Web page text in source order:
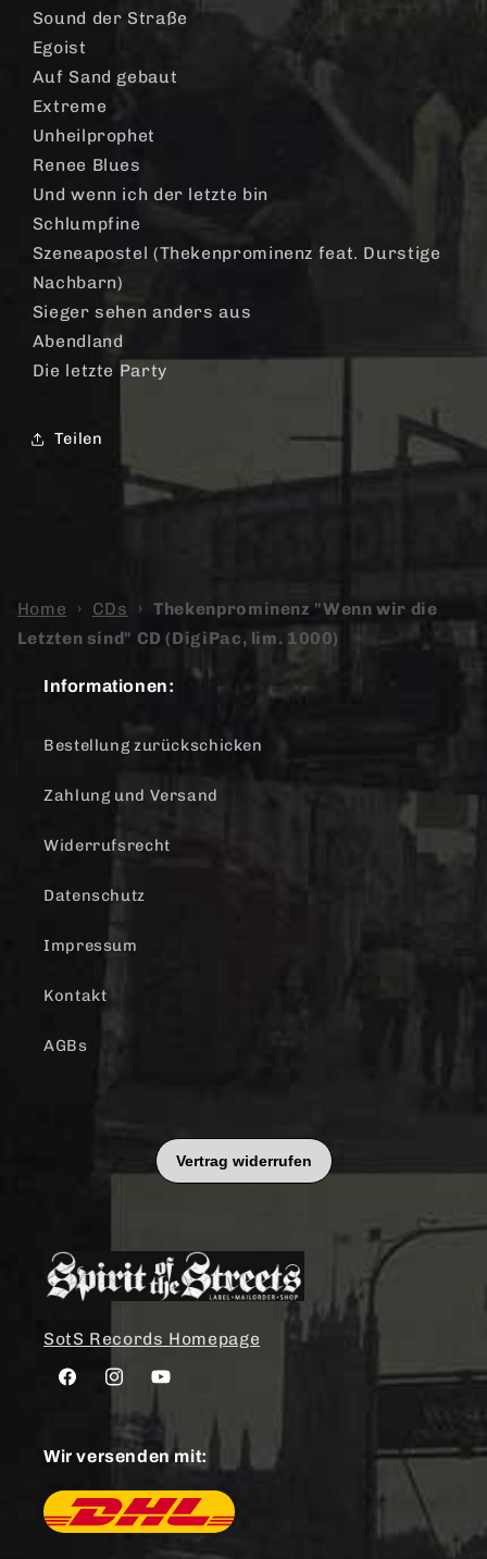
Sound der Straße
Egoist
Auf Sand gebaut
Extreme
Unheilprophet
Renee Blues
Und wenn ich der letzte bin
Schlumpfine
Szeneapostel (Thekenprominenz feat. Durstige
Nachbarn)
Sieger sehen anders aus
Abendland
Die letzte Party
Teilen
Home › CDs › Thekenprominenz "Wenn wir die
Letzten sind" CD (DigiPac, lim. 1000)
Informationen:
Bestellung zurückschicken
Zahlung und Versand
Widerrufsrecht
Datenschutz
Impressum
Kontakt
AGBs
SotS Records Homepage
FacebookInstagramYouTube
Wir versenden mit: